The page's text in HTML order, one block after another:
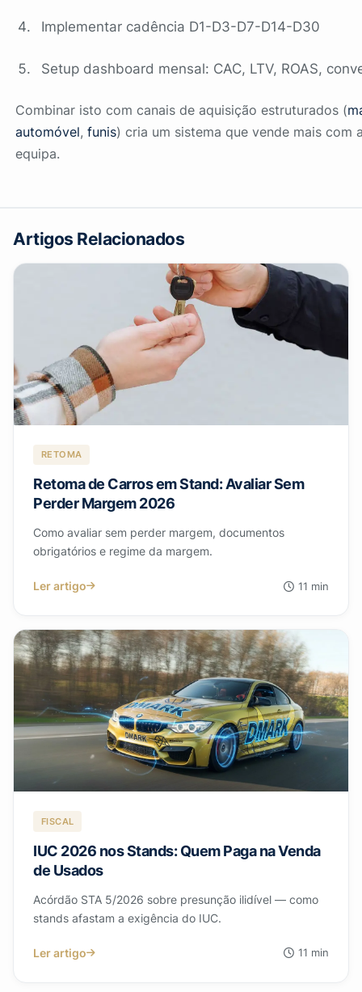
Implementar cadência D1-D3-D7-D14-D30
Setup dashboard mensal: CAC, LTV, ROAS,
Combinar isto com canais de aquisição estruturados (
automóvel,funis) cria um sistema que vende mais com
equipa.
Artigos Relacionados
RETOMA
Retoma de Carros em Stand: Avaliar Sem
Perder Margem 2026
Como avaliar sem perder margem, documentos
obrigatórios e regime da margem.
Ler artigo 11 min
FISCAL
IUC 2026 nos Stands: Quem Paga na Venda
de Usados
Acórdão STA 5/2026 sobre presunção ilidível — como
stands afastam a exigência do IUC.
Ler artigo 11 min